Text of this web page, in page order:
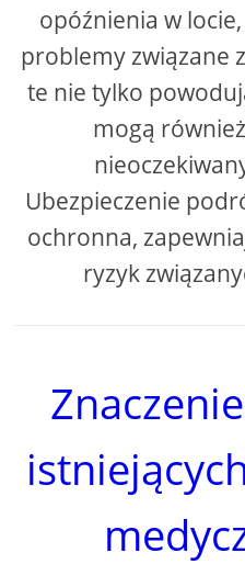
opóźnienia w
problemy związane
te nie tylko
mogą
Ubezpieczenie
ochronna,
ryzyk